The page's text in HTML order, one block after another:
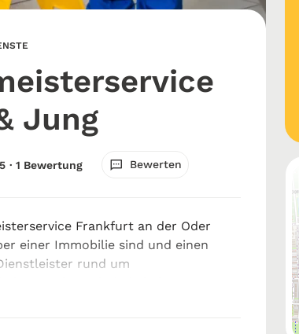
Jung
5 · 1 Bewertung Bewerten
Frankfurt an der Oder
einer Immobilie sind und einen
rund um
suchen, sind Sie bei